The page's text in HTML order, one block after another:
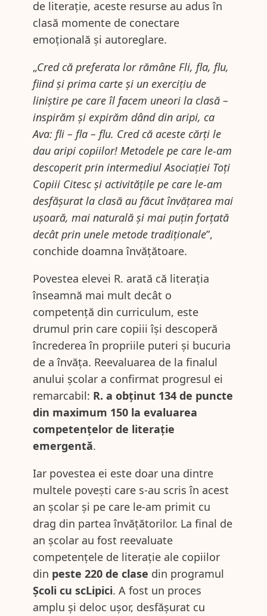
de literație, aceste resurse au adus în
clasă momente de conectare
emoțională și autoreglare.
„Cred că preferata lor rămâne Fli, fla, flu,
fiind și prima carte și un exercițiu de
liniștire pe care îl facem uneori la clasă –
inspirăm și expirăm dând din aripi, ca
Ava: fli – fla – flu. Cred că aceste cărți le
dau aripi copiilor! Metodele pe care le-am
descoperit prin intermediul Asociației Toți
Copiii Citesc și activitățile pe care le-am
desfășurat la clasă au făcut învățarea mai
ușoară, mai naturală și mai puțin forțată
decât prin unele metode tradiționale”,
conchide doamna învățătoare.
Povestea elevei R. arată că literația
înseamnă mai mult decât o
competență din curriculum, este
drumul prin care copiii își descoperă
încrederea în propriile puteri și bucuria
de a învăța. Reevaluarea de la finalul
anului școlar a confirmat progresul ei
remarcabil: R. a obținut 134 de puncte
din maximum 150 la evaluarea
competențelor de literație
emergentă.
Iar povestea ei este doar una dintre
multele povești care s-au scris în acest
an școlar și pe care le-am primit cu
drag din partea învățătorilor. La final de
an școlar au fost reevaluate
competențele de literație ale copiilor
din peste 220 de clase din programul
Școli cu scLipici. A fost un proces
amplu și deloc ușor, desfășurat cu